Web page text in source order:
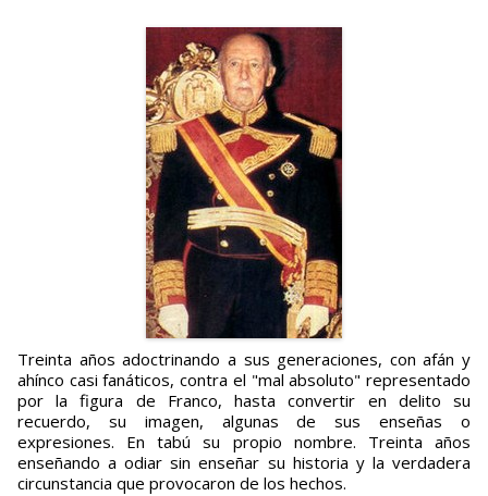
Treinta años adoctrinando a sus generaciones, con afán y
ahínco casi fanáticos, contra el "mal absoluto" representado
por la figura de Franco, hasta convertir en delito su
recuerdo, su imagen, algunas de sus enseñas o
expresiones. En tabú su propio nombre. Treinta años
enseñando a odiar sin enseñar su historia y la verdadera
circunstancia que provocaron de los hechos.